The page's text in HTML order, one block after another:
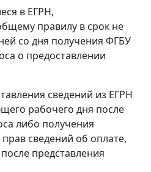
в ЕГРН,
правилу в срок не
со дня получения ФГБУ
о предоставлении
сведений из ЕГРН
рабочего дня после
либо получения
сведений об оплате,
представления